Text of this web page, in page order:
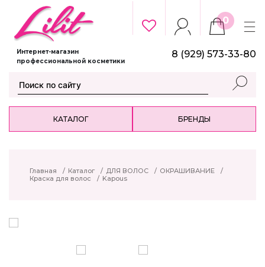
Интернет-магазин
профессиональной косметики
0
8 (929) 573-33-80
КАТАЛОГ БРЕНДЫ
Главная / Каталог / ДЛЯ ВОЛОС / ОКРАШИВАНИЕ
/
Краска для волос
/ Kapous